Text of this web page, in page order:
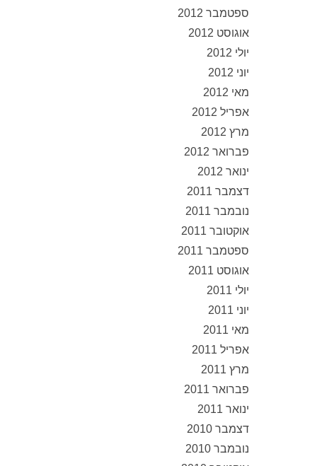
ספטמבר 2012
אוגוסט 2012
יולי 2012
יוני 2012
מאי 2012
אפריל 2012
מרץ 2012
פברואר 2012
ינואר 2012
דצמבר 2011
נובמבר 2011
אוקטובר 2011
ספטמבר 2011
אוגוסט 2011
יולי 2011
יוני 2011
מאי 2011
אפריל 2011
מרץ 2011
פברואר 2011
ינואר 2011
דצמבר 2010
נובמבר 2010